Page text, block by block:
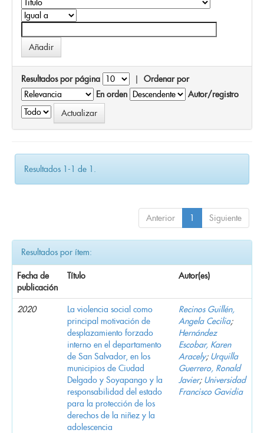
Resultados por página | Ordenar por
En orden
Autor/registro
Resultados 1-1 de 1.
Anterior 1 Siguiente
Resultados por ítem:
Fecha de
publicación
Título Autor(es)
2020
La violencia social como
principal motivación de
desplazamiento forzado
interno en el departamento
de San Salvador, en los
municipios de Ciudad
Delgado y Soyapango y la
responsabilidad del estado
para la protección de los
derechos de la niñez y la
adolescencia
Recinos Guillén,
Angela Cecilia;
Hernández
Escobar, Karen
Aracely; Urquilla
Guerrero, Ronald
Javier; Universidad
Francisco Gavidia